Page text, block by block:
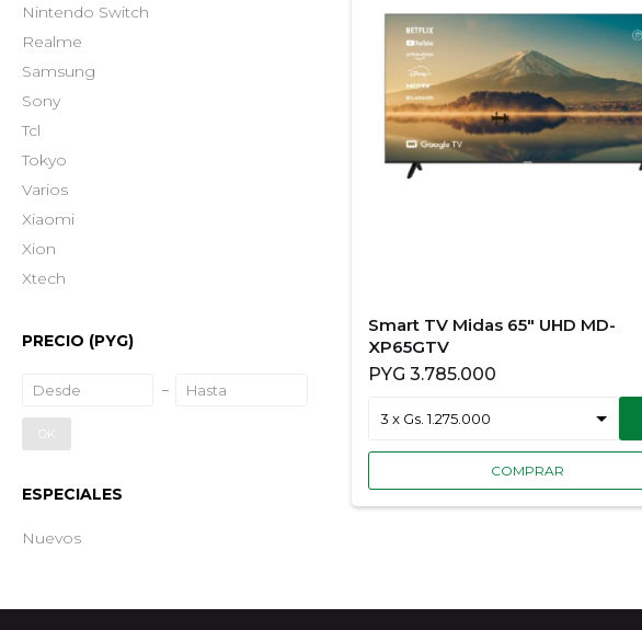
Smart TV Midas 65" UHD MD-
XP65GTV
PYG 3.785.000
Nintendo Switch
Realme
Samsung
Sony
Tcl
Tokyo
Varios
Xiaomi
Xion
Xtech
PRECIO (PYG)
OK
ESPECIALES
Nuevos